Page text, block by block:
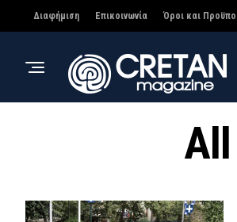
Διαφήμιση Επικοινωνία Όροι και